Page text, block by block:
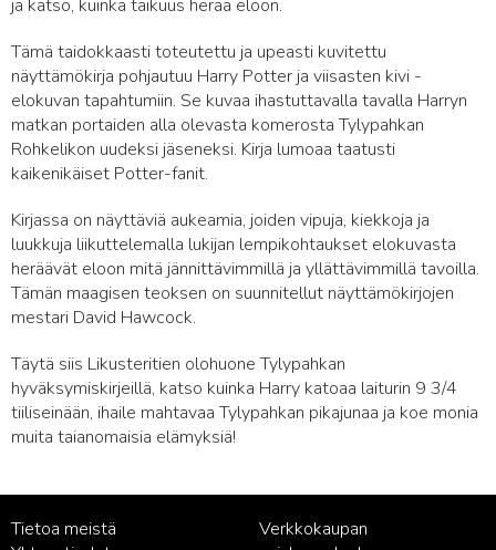
ja katso, kuinka taikuus herää eloon.
Tämä taidokkaasti toteutettu ja upeasti kuvitettu
näyttämökirja pohjautuu Harry Potter ja viisasten kivi -
elokuvan tapahtumiin. Se kuvaa ihastuttavalla tavalla Harryn
matkan portaiden alla olevasta komerosta Tylypahkan
Rohkelikon uudeksi jäseneksi. Kirja lumoaa taatusti
kaikenikäiset Potter-fanit.
Kirjassa on näyttäviä aukeamia, joiden vipuja, kiekkoja ja
luukkuja liikuttelemalla lukijan lempikohtaukset elokuvasta
heräävät eloon mitä jännittävimmillä ja yllättävimmillä tavoilla.
Tämän maagisen teoksen on suunnitellut näyttämökirjojen
mestari David Hawcock.
Täytä siis Likusteritien olohuone Tylypahkan
hyväksymiskirjeillä, katso kuinka Harry katoaa laiturin 9 3/4
tiiliseinään, ihaile mahtavaa Tylypahkan pikajunaa ja koe monia
muita taianomaisia elämyksiä!
Tietoa meistä
Verkkokaupan